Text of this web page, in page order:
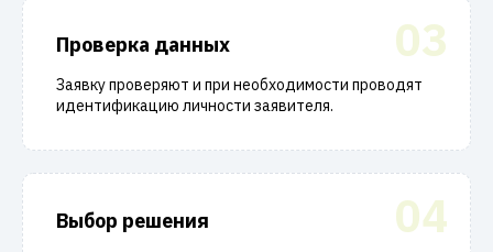
03
Проверка данных
Заявку проверяют и при необходимости проводят
идентификацию личности заявителя.
04
Выбор решения